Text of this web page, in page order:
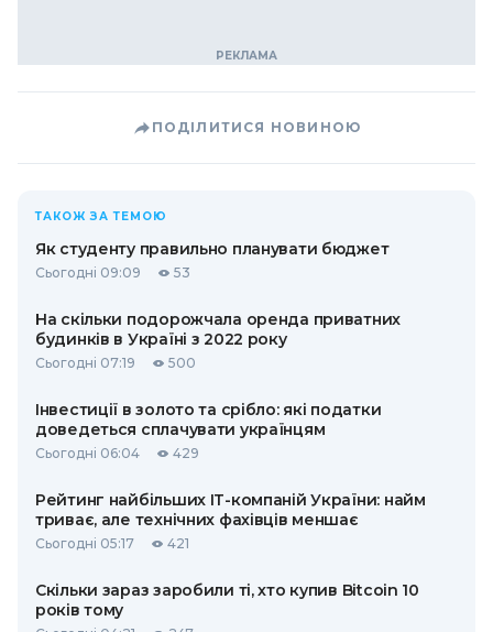
ПОДІЛИТИСЯ НОВИНОЮ
ТАКОЖ ЗА ТЕМОЮ
Як студенту правильно планувати бюджет
Сьогодні 09:09 53
На скільки подорожчала оренда приватних
будинків в Україні з 2022 року
Сьогодні 07:19 500
Інвестиції в золото та срібло: які податки
доведеться сплачувати українцям
Сьогодні 06:04 429
Рейтинг найбільших ІТ-компаній України: найм
триває, але технічних фахівців меншає
Сьогодні 05:17 421
Скільки зараз заробили ті, хто купив Bitcoin 10
років тому